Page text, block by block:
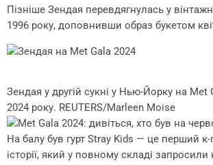
Пізніше Зендая перевдягнулась у
1996 року, доповнивши образ букетом
Зендая у другій сукні у Нью-Йорку на Met
2024 року. REUTERS/Marleen Moise
На балу був гурт Stray Kids — це перший
історії, який у повному складі запросили